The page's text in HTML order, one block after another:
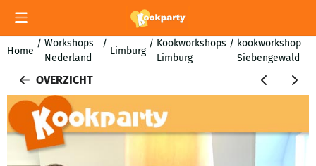
Cookievoorkeuren zijn momenteel gesloten.
Home
/ Workshops
Nederland
/
Limburg
/ Kookworkshops
Limburg
/ kookworkshop
Siebengewald
OVERZICHT